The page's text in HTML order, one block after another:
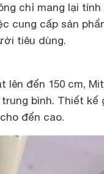
chỉ mang lại
cung cấp sản
tiêu dùng.
đến 150 cm,
bình. Thiết kế
đến cao.